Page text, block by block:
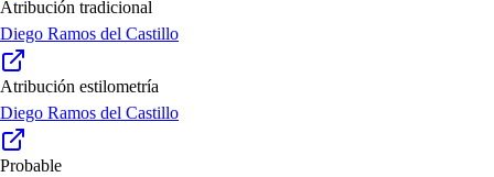
Atribución tradicional
Diego Ramos del Castillo
Atribución estilometría
Diego Ramos del Castillo
Probable